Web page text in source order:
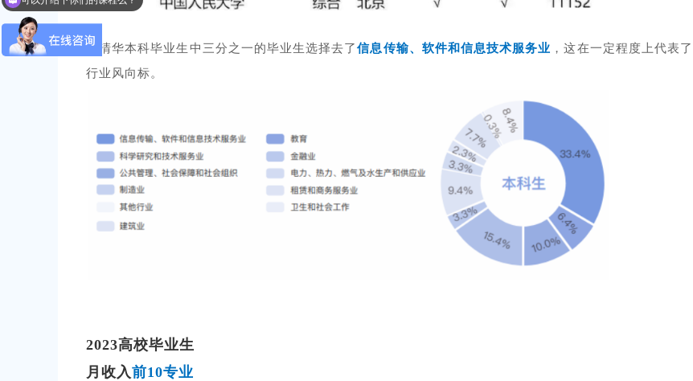
在清华本科毕业生中三分之一的毕业生选择去了信息传输、软件和信息技术服务业 ，这在一定程度上代表了
行业风向标。
2023高校毕业生
月收入前10专业